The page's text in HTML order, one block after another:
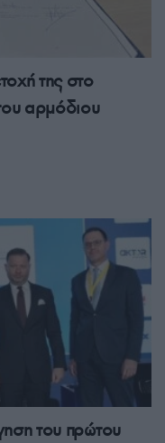
της στο
αρμόδιου
του πρώτου